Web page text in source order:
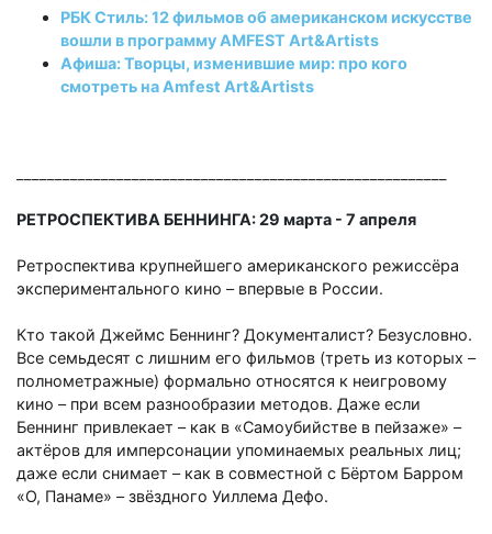
РБК Стиль: 12 фильмов об американском искусстве
вошли в программу AMFEST Art&Artists
Афиша: Творцы, изменившие мир: про кого
смотреть на Amfest Art&Artists
РЕТРОСПЕКТИВА БЕННИНГА: 29 марта - 7 апреля
Ретроспектива крупнейшего американского режиссёра
экспериментального кино – впервые в России.
Кто такой Джеймс Беннинг? Документалист? Безусловно.
Все семьдесят с лишним его фильмов (треть из которых –
полнометражные) формально относятся к неигровому
кино – при всем разнообразии методов. Даже если
Беннинг привлекает – как в «Самоубийстве в пейзаже» –
актёров для имперсонации упоминаемых реальных лиц;
даже если снимает – как в совместной с Бёртом Барром
«О, Панаме» –звёздного Уиллема Дефо.